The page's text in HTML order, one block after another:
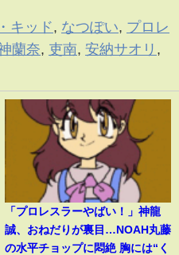
キッド, なつぽい, プロレ
蘭奈, 吏南, 安納サオリ ,
「プロレスラーやばい！」神龍
誠、おねだりが裏目…NOAH丸藤
の水平チョップに悶絶 胸には“く